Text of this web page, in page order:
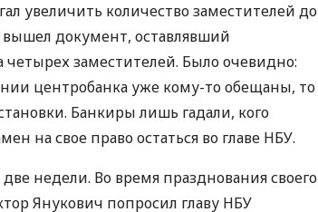
увеличить количество заместителей до
вышел документ, оставлявший
заместителей. Было очевидно:
центробанка уже кому-то обещаны, то
Банкиры лишь гадали, кого
на свое право остаться во главе НБУ.
недели. Во время празднования своего
Янукович попросил главу НБУ